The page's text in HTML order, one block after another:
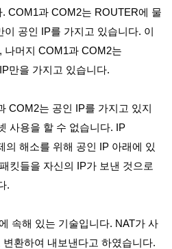
COM1과 COM2는 ROUTER에 물
공인 IP를 가지고 있습니다. 이
나머지 COM1과 COM2는
만을 가지고 있습니다.
COM2는 공인 IP를 가지고 있지
사용을 할 수 없습니다. IP
의 해소를 위해 공인 IP 아래에 있
킷들을 자신의 IP가 보낸 것으로
.
속해 있는 기술입니다. NAT가 사
환하여 내보낸다고 하였습니다.